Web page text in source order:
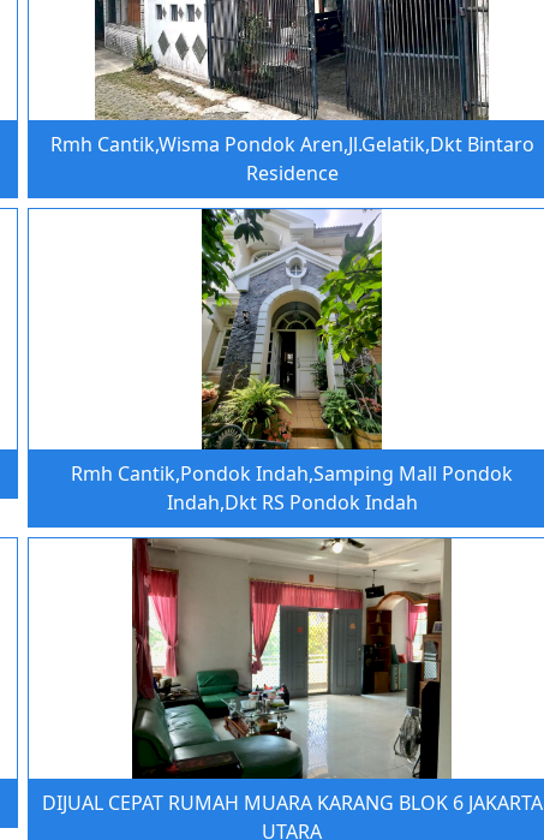
Rmh Cantik,Wisma Pondok Aren,Jl.Gelatik,Dkt Bintaro
Residence
Rmh Cantik,Pondok Indah,Samping Mall Pondok
Indah,Dkt RS Pondok Indah
DIJUAL CEPAT RUMAH MUARA KARANG BLOK 6 JAKARTA
UTARA